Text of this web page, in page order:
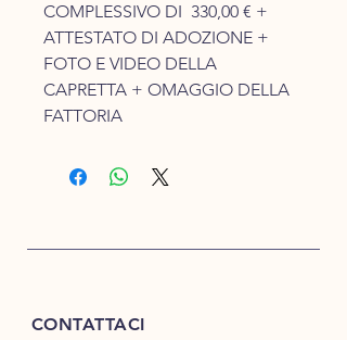
COMPLESSIVO DI 330,00 € +
ATTESTATO DI ADOZIONE +
FOTO E VIDEO DELLA
CAPRETTA + OMAGGIO DELLA
FATTORIA
CONTATTACI